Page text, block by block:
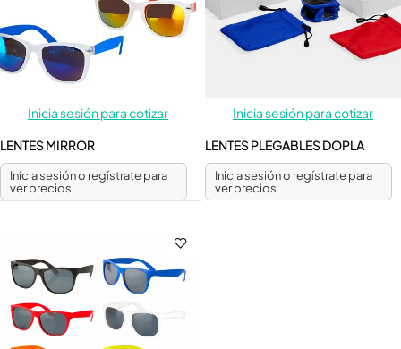
Inicia sesión para cotizar
LENTES MIRROR
Inicia sesión o regístrate para
ver precios
Inicia sesión para cotizar
LENTES PLEGABLES DOPLA
Inicia sesión o regístrate para
ver precios